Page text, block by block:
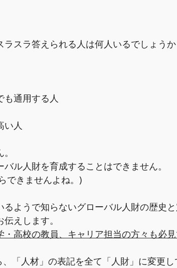
スラ答えられる人は何人いるでしょう
も通用する人
い人
バル人財を育成することはできません。
できませんよね。)
ようで知らないグローバル人財の歴史
えします。
・高校の教員、キャリア担当の方々も必
「人材」の表記を全て「人財」に変更